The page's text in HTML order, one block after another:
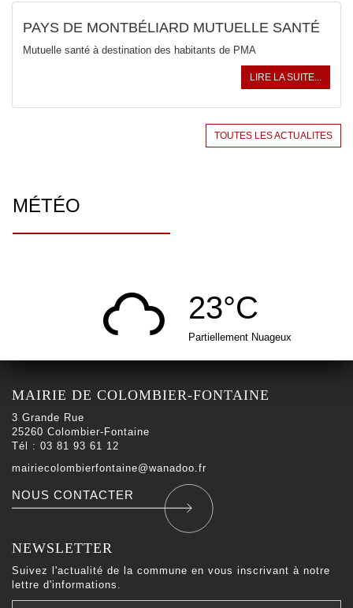
PAYS DE MONTBÉLIARD MUTUELLE SANTÉ
Mutuelle santé à destination des habitants de PMA
LIRE LA SUITE...
TOUTES LES ACTUALITES
MÉTÉO
23°C
Partiellement Nuageux
MAIRIE DE COLOMBIER-FONTAINE
3 Grande Rue
25260 Colombier-Fontaine
Tél : 03 81 93 61 12
mairiecolombierfontaine@wanadoo.fr
NOUS CONTACTER
NEWSLETTER
Suivez l'actualité de la commune en vous inscrivant à notre
lettre d'informations.